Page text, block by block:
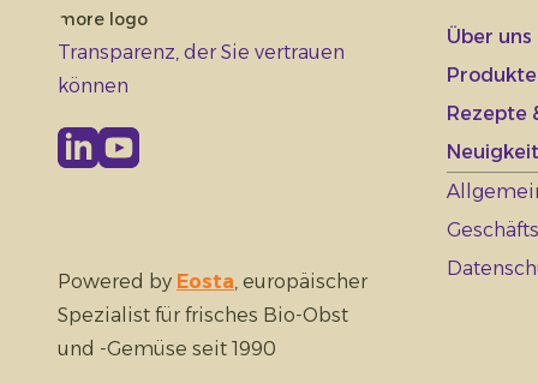
Transparenz, der Sie vertrauen
können
Powered by Eosta, europäischer
Spezialist für frisches Bio-Obst
und -Gemüse seit 1990
Über uns
Rezepte